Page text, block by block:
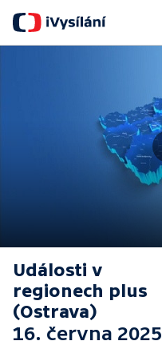
Události v
regionech plus
(Ostrava)
16. června 2025